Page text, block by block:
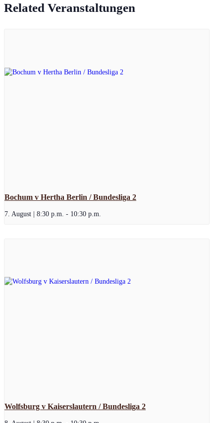
Related Veranstaltungen
Bochum v Hertha Berlin / Bundesliga 2
7. August | 8:30 p.m. - 10:30 p.m.
Wolfsburg v Kaiserslautern / Bundesliga 2